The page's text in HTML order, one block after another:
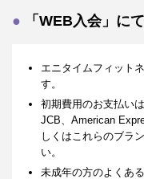
「WEB入会」に
エニタイムフィット
す。
初期費用のお支払い
JCB、American
しくはこれらのブラ
い。
未成年の方のよくあ